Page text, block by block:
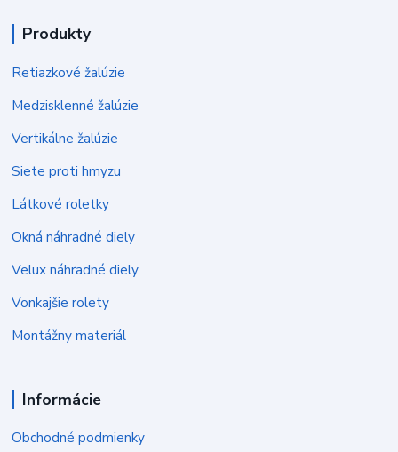
Produkty
Retiazkové žalúzie
Medzisklenné žalúzie
Vertikálne žalúzie
Siete proti hmyzu
Látkové roletky
Okná náhradné diely
Velux náhradné diely
Vonkajšie rolety
Montážny materiál
Informácie
Obchodné podmienky